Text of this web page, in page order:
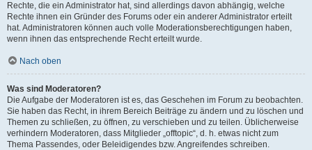
Rechte, die ein Administrator hat, sind allerdings davon abhängig, welche
Rechte ihnen ein Gründer des Forums oder ein anderer Administrator erteilt
hat. Administratoren können auch volle Moderationsberechtigungen haben,
wenn ihnen das entsprechende Recht erteilt wurde.
Nach oben
Was sind Moderatoren?
Die Aufgabe der Moderatoren ist es, das Geschehen im Forum zu beobachten.
Sie haben das Recht, in ihrem Bereich Beiträge zu ändern und zu löschen und
Themen zu schließen, zu öffnen, zu verschieben und zu teilen. Üblicherweise
verhindern Moderatoren, dass Mitglieder „offtopic“, d. h. etwas nicht zum
Thema Passendes, oder Beleidigendes bzw. Angreifendes schreiben.